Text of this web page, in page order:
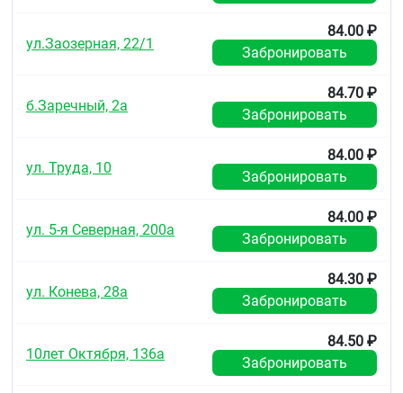
ул.Заозерная, 22/1
84.00 ₽
Забронировать
б.Заречный, 2а
84.70 ₽
Забронировать
ул. Труда, 10
84.00 ₽
Забронировать
ул. 5-я Северная, 200а
84.00 ₽
Забронировать
ул. Конева, 28а
84.30 ₽
Забронировать
10лет Октября, 136а
84.50 ₽
Забронировать